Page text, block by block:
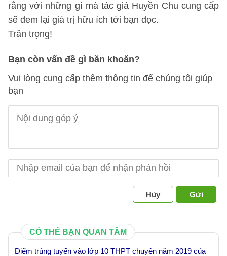
rằng với những gì mà tác giả Huyền Chu cung cấp
sẽ đem lại giá trị hữu ích tới bạn đọc.
Trân trọng!
Bạn còn vấn đề gì băn khoăn?
Vui lòng cung cấp thêm thông tin để chúng tôi giúp
bạn
Hủy Gửi
CÓ THỂ BẠN QUAN TÂM
Điểm trúng tuyển vào lớp 10 THPT chuyên năm 2019 của